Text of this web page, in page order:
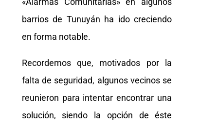
barrios de Tunuyán ha ido creciendo
en forma notable.
Recordemos que, motivados por la
falta de seguridad, algunos vecinos se
reunieron para intentar encontrar una
solución, siendo la opción de éste